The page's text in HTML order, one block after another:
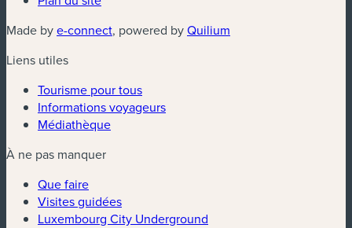
Made bye-connect(nouvelle fenêtre)
, powered byQuilium
Liens utiles
Tourisme pour tous
Informations voyageurs
Médiathèque
À ne pas manquer
Que faire
Visites guidées
Luxembourg City Underground